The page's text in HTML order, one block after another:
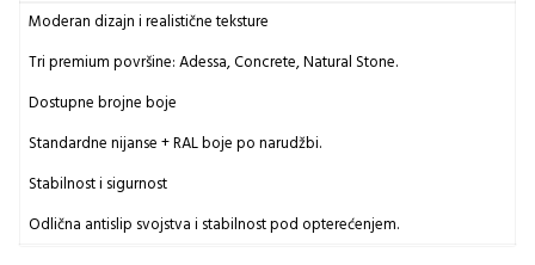
Moderan dizajn i realistične teksture
Tri premium površine: Adessa, Concrete, Natural Stone.
Dostupne brojne boje
Standardne nijanse + RAL boje po narudžbi.
Stabilnost i sigurnost
Odlična antislip svojstva i stabilnost pod opterećenjem.